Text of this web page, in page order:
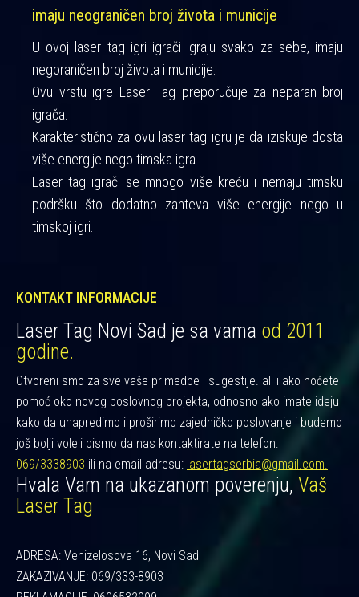
imaju neograničen broj života i municije
U ovoj laser tag igri igrači igraju svako za sebe, imaju
negoraničen broj života i municije.
Ovu vrstu igre Laser Tag preporučuje za neparan broj
igrača.
Karakteristično za ovu laser tag igru je da iziskuje dosta
više energije nego timska igra.
Laser tag igrači se mnogo više kreću i nemaju timsku
podršku što dodatno zahteva više energije nego u
timskoj igri.
KONTAKT INFORMACIJE
Laser Tag Novi Sad je sa vama od 2011
godine.
Otvoreni smo za sve vaše primedbe i sugestije. ali i ako hoćete
pomoć oko novog poslovnog projekta, odnosno ako imate ideju
kako da unapredimo i proširimo zajedničko poslovanje i budemo
još bolji voleli bismo da nas kontaktirate na telefon:
069/3338903 ili na email adresu: lasertagserbia@gmail.com.
Hvala Vam na ukazanom poverenju, Vaš
Laser Tag
ADRESA: Venizelosova 16, Novi Sad
ZAKAZIVANJE: 069/333-8903